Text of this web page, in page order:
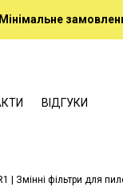
ВІДГУКИ
| Змінні фільтри для